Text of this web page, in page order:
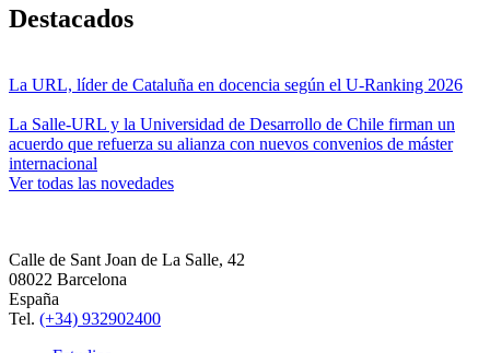
Destacados
La URL, líder de Cataluña en docencia según el U-Ranking 2026
La Salle-URL y la Universidad de Desarrollo de Chile firman un
acuerdo que refuerza su alianza con nuevos convenios de máster
internacional
Ver todas las novedades
Calle de Sant Joan de La Salle, 42
08022 Barcelona
España
Tel. (+34) 932902400